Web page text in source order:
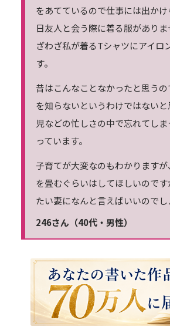
をあてているので仕事には出か
日友人と会う際に着る服があり
ざわざ私が着るTシャツにアイロ
す。
昔はこんなことなかったと思う
を知らないというわけではない
児などの忙しさの中で忘れてし
っています。
子育てが大変なのもわかります
を畳むぐらいはしてほしいので
たい妻になんと言えばいいのでし
246さん（40代・男性）